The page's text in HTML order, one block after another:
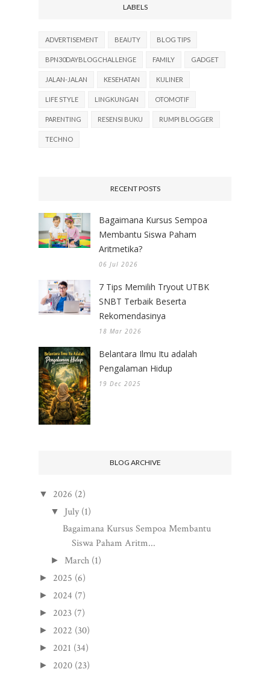
LABELS
ADVERTISEMENT BEAUTY BLOG TIPS
BPN30DAYBLOGCHALLENGE FAMILY GADGET
JALAN-JALAN KESEHATAN KULINER
LIFE STYLE LINGKUNGAN OTOMOTIF
PARENTING RESENSI BUKU RUMPI BLOGGER
TECHNO
RECENT POSTS
Bagaimana Kursus Sempoa
Membantu Siswa Paham
Aritmetika?
06 Jul 2026
7 Tips Memilih Tryout UTBK
SNBT Terbaik Beserta
Rekomendasinya
18 Mar 2026
Belantara Ilmu Itu adalah
Pengalaman Hidup
19 Dec 2025
BLOG ARCHIVE
▼ 2026 (2)
▼ July (1)
Bagaimana Kursus Sempoa Membantu
Siswa Paham Aritm...
► March (1)
► 2025 (6)
► 2024 (7)
► 2023 (7)
► 2022 (30)
► 2021 (34)
► 2020 (23)